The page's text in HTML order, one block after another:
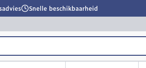
Snelle beschikbaarheid